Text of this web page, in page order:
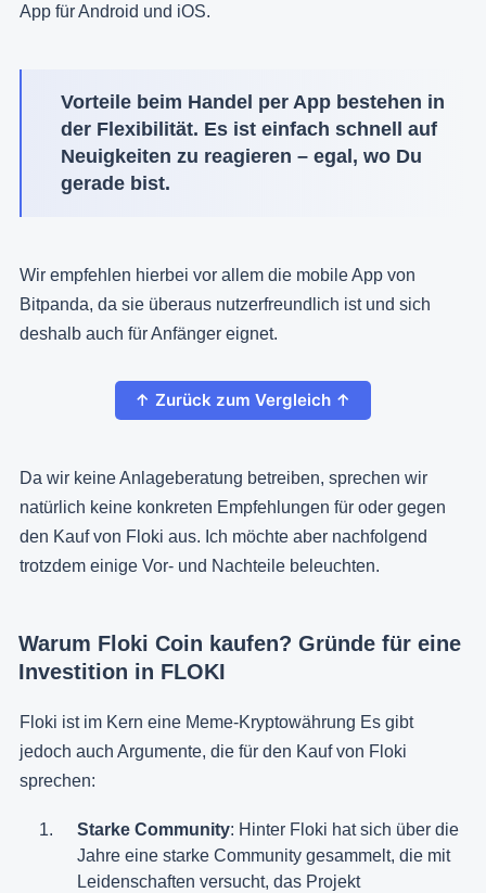
App für Android und iOS.
Vorteile beim Handel per App bestehen in
der Flexibilität. Es ist einfach schnell auf
Neuigkeiten zu reagieren – egal, wo Du
gerade bist.
Wir empfehlen hierbei vor allem die mobile App von
Bitpanda, da sie überaus nutzerfreundlich ist und sich
deshalb auch für Anfänger eignet.
↑ Zurück zum Vergleich ↑
Da wir keine Anlageberatung betreiben, sprechen wir
natürlich keine konkreten Empfehlungen für oder gegen
den Kauf von Floki aus. Ich möchte aber nachfolgend
trotzdem einige Vor- und Nachteile beleuchten.
Warum Floki Coin kaufen? Gründe für eine
Investition in FLOKI
Floki ist im Kern eine Meme-Kryptowährung Es gibt
jedoch auch Argumente, die für den Kauf von Floki
sprechen:
Starke Community: Hinter Floki hat sich über die
Jahre eine starke Community gesammelt, die mit
Leidenschaften versucht, das Projekt